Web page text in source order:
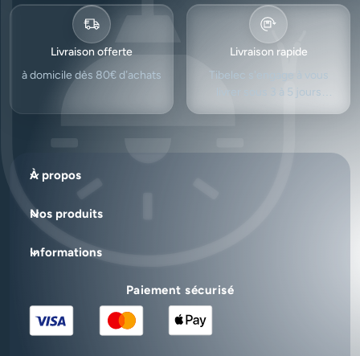
Livraison offerte
à domicile dès 80€ d’achats
Livraison rapide
Tibelec s'engage à vous
livrer sous 3 à 5 jours
À propos
Nos produits
Informations
Paiement sécurisé